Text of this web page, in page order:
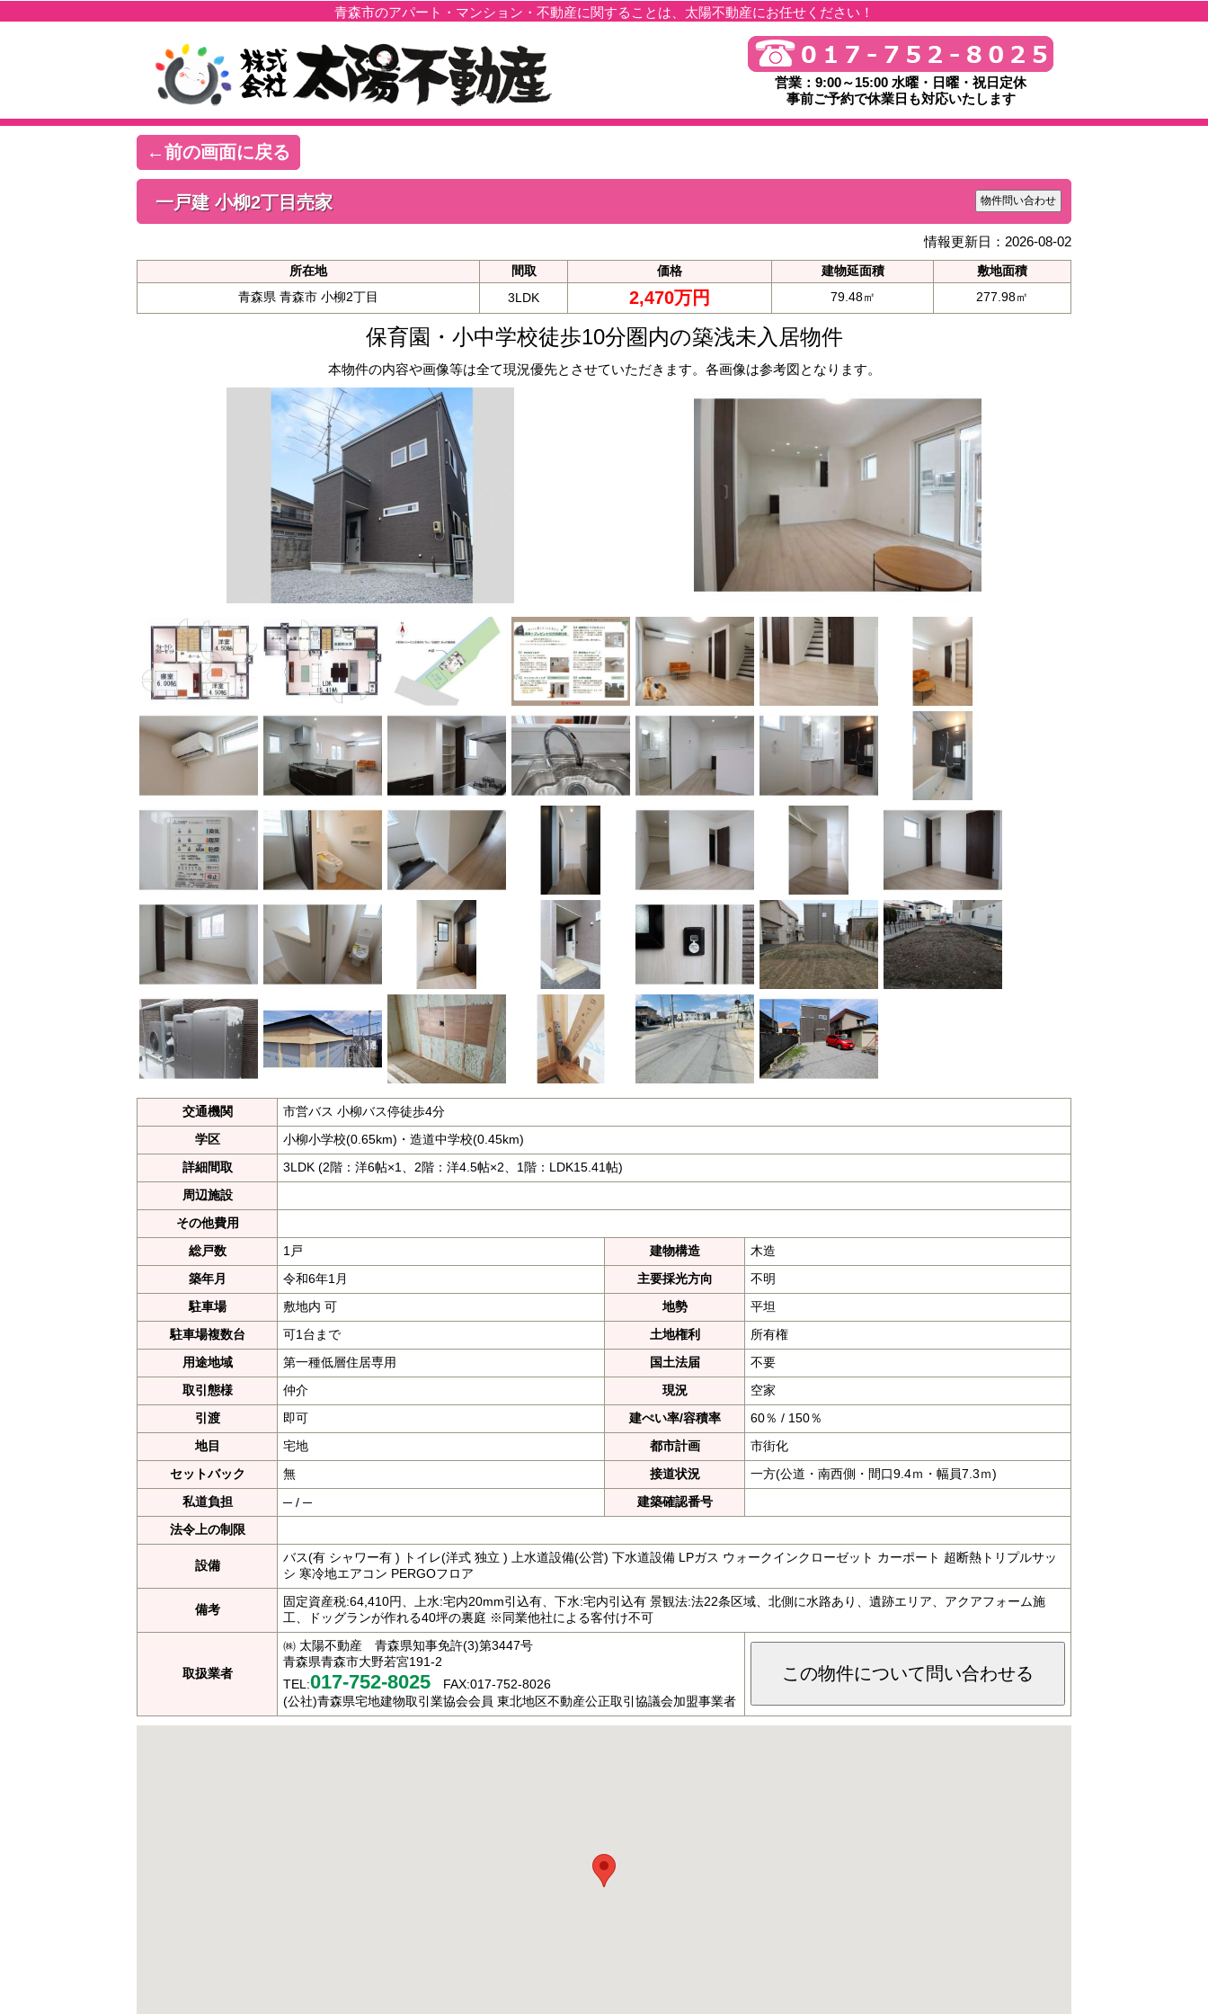
青森市のアパート・マンション・不動産に関することは、太陽不動産にお任せください！
営業：9:00～15:00 水曜・日曜・祝日定休
事前ご予約で休業日も対応いたします
←前の画面に戻る
一戸建 小柳2丁目売家 物件問い合わせ
情報更新日：2026-08-02
所在地 間取 価格 建物延面積
敷地面積
青森県 青森市 小柳2丁目
3LDK 2,470万円 79.48㎡ 277.98㎡
保育園・小中学校徒歩10分圏内の築浅未入居物件
本物件の内容や画像等は全て現況優先とさせていただきます。各画像は参考図となります。
交通機関
市営バス 小柳バス停徒歩4分
学区
小柳小学校(0.65km)・造道中学校(0.45km)
詳細間取
3LDK (2階：洋6帖×1、2階：洋4.5帖×2、1階：LDK15.41帖)
周辺施設
その他費用
総戸数
1戸 建物構造
木造
築年月
令和6年1月 主要採光方向
不明
駐車場
敷地内 可 地勢
平坦
駐車場複数台
可1台まで 土地権利
所有権
用途地域
第一種低層住居専用 国土法届
不要
取引態様
仲介 現況
空家
引渡
即可 建ぺい率/容積率
60％ / 150％
地目
宅地 都市計画
市街化
セットバック
無 接道状況
一方(公道・南西側・間口9.4ｍ・幅員7.3ｍ)
私道負担
─ / ─
建築確認番号
法令上の制限
設備
バス(有 シャワー有 ) トイレ(洋式 独立 ) 上水道設備(公営) 下水道設備 LPガス ウォークインクローゼット カーポート 超断熱トリプルサッ
シ 寒冷地エアコン PERGOフロア
備考
固定資産税:64,410円、上水:宅内20mm引込有、下水:宅内引込有 景観法:法22条区域、北側に水路あり、遺跡エリア、アクアフォーム施
工、ドッグランが作れる40坪の裏庭 ※同業他社による客付け不可
取扱業者
㈱ 太陽不動産 青森県知事免許(3)第3447号
青森県青森市大野若宮191-2
TEL:017-752-8025 FAX:017-752-8026
(公社)青森県宅地建物取引業協会会員 東北地区不動産公正取引協議会加盟事業者
この物件について問い合わせる